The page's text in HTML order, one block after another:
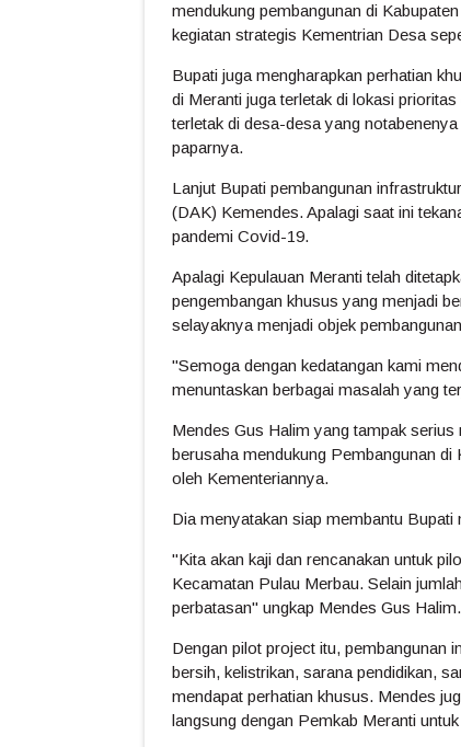
mendukung pembangunan di
kegiatan strategis Kementrian Desa
Bupati juga mengharapkan perhatian
di Meranti juga terletak di lokasi
terletak di desa-desa yang
paparnya.
Lanjut Bupati pembangunan
(DAK) Kemendes. Apalagi saat ini
pandemi Covid-19.
Apalagi Kepulauan Meranti telah
pengembangan khusus yang menjadi
selayaknya menjadi objek
"Semoga dengan kedatangan kami
menuntaskan berbagai masalah yang
Mendes Gus Halim yang tampak
berusaha mendukung Pembangunan di
oleh Kementeriannya.
Dia menyatakan siap membantu
"Kita akan kaji dan rencanakan untuk
Kecamatan Pulau Merbau. Selain
perbatasan" ungkap Mendes Gus Halim.
Dengan pilot project itu, pembangunan
bersih, kelistrikan, sarana pendidikan,
mendapat perhatian khusus. Mendes
langsung dengan Pemkab Meranti